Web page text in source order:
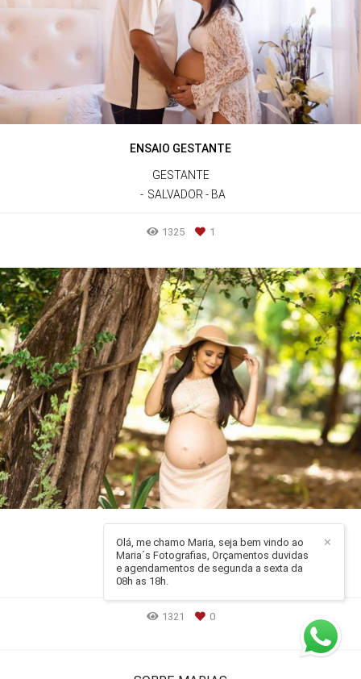
ENSAIO GESTANTE
GESTANTE
SALVADOR - BA
1325 1
GESTANTE
SALVADOR - BA
1321 0
✕
Olá, me chamo Maria, seja bem vindo ao
Maria´s Fotografias, Orçamentos duvidas
e agendamentos de segunda a sexta da
08h as 18h.